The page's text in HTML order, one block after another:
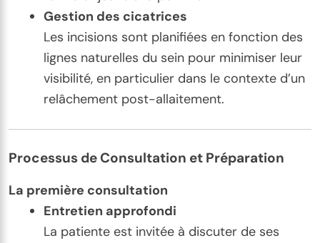
Gestion des cicatrices
Les incisions sont planifiées en fonction des
lignes naturelles du sein pour minimiser leur
visibilité, en particulier dans le contexte d’un
relâchement post-allaitement.
Processus de Consultation et Préparation
La première consultation
Entretien approfondi
La patiente est invitée à discuter de ses